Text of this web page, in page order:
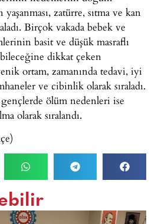
yaşanması, zatürre, sıtma ve kan
Birçok vakada bebek ve
basit ve düşük masraflı
dikkat çeken
ortam, zamanında tedavi, iyi
ve cibinlik olarak sıraladı.
ölüm nedenleri ise
olarak sıralandı.